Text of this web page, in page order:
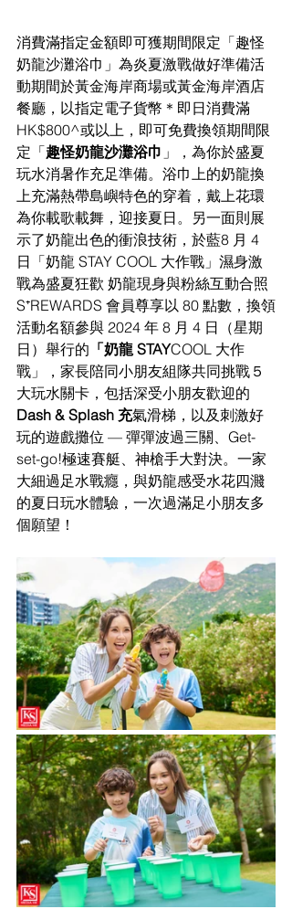
消費滿指定金額即可獲期間限定「趣怪
奶龍沙灘浴巾」為炎夏激戰做好準備活
動期間於黃金海岸商場或黃金海岸酒店
餐廳，以指定電子貨幣＊即日消費滿
HK$800^或以上，即可免費換領期間限
定「趣怪奶龍沙灘浴巾 」，為你於盛夏
玩水消暑作充足準備。浴巾上的奶龍換
上充滿熱帶島嶼特色的穿着，戴上花環
為你載歌載舞，迎接夏日。另一面則展
示了奶龍出色的衝浪技術，於藍8 月 4
日「奶龍 STAY COOL 大作戰」濕身激
戰為盛夏狂歡 奶龍現身與粉絲互動合照
S⁺REWARDS 會員尊享以 80 點數，換領
活動名額參與 2024 年 8 月 4 日（星期
日）舉行的 「奶龍 STAYCOOL 大作
戰」，家長陪同小朋友組隊共同挑戰５
大玩水關卡，包括深受小朋友歡迎的
Dash & Splash 充氣滑梯，以及刺激好
玩的遊戲攤位 — 彈彈波過三關、Get-
set-go!極速賽艇、神槍手大對決。一家
大細過足水戰癮，與奶龍感受水花四濺
的夏日玩水體驗，一次過滿足小朋友多
個願望！